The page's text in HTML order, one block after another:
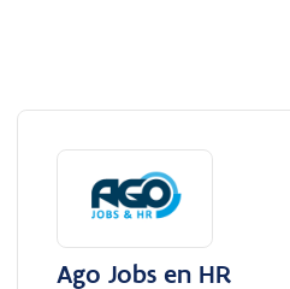
Ago Jobs en HR